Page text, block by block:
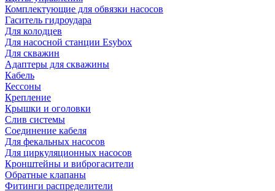
Комплектующие для обвязки насосов
Гаситель гидроудара
Для колодцев
Для насосной станции Esybox
Для скважин
Адаптеры для скважины
Кабель
Кессоны
Крепление
Крышки и оголовки
Слив системы
Соединение кабеля
Для фекальных насосов
Для циркуляционных насосов
Кронштейны и виброгасители
Обратные клапаны
Фитинги распределители